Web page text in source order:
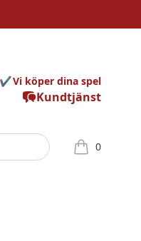
Kundtjänst
Vi köper dina spel
0
varor i